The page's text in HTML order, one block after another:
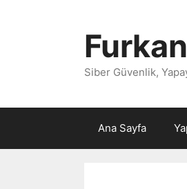
Siber Güvenlik,
Ana Sayfa